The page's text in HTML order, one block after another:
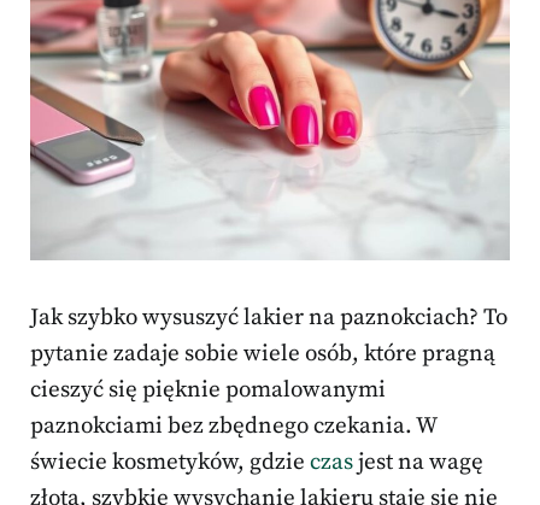
Jak szybko wysuszyć lakier na paznokciach? To
pytanie zadaje sobie wiele osób, które pragną
cieszyć się pięknie pomalowanymi
paznokciami bez zbędnego czekania. W
świecie kosmetyków, gdzie czasjest na wagę
złota, szybkie wysychanie lakieru staje się nie